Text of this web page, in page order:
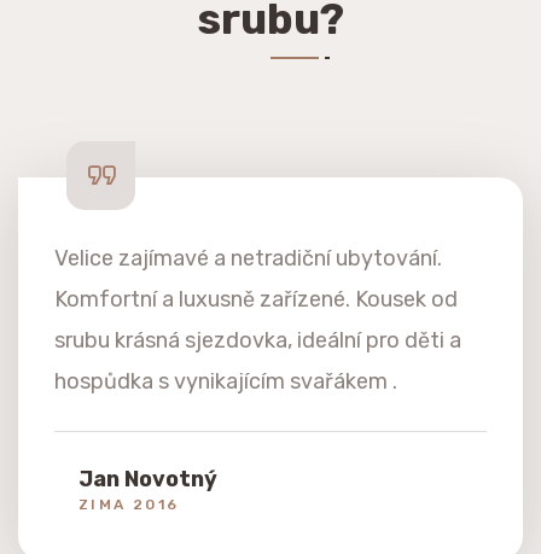
srubu?
Velice zajímavé a netradiční ubytování.
Komfortní a luxusně zařízené. Kousek od
srubu krásná sjezdovka, ideální pro děti a
hospůdka s vynikajícím svařákem .
Jan Novotný
ZIMA 2016